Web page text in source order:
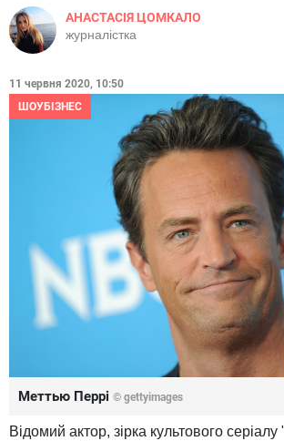
АНАСТАСІЯ ЦОМКАЛО
журналістка
11 червня 2020, 10:50
ШОУБІЗНЕС
Меттью Перрі © gettyimages
Відомий актор, зірка культового серіалу